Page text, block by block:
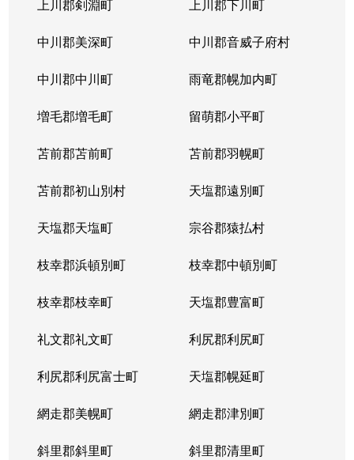
上川郡剣淵町 上川郡下川町
中川郡美深町 中川郡音威子府村
中川郡中川町 雨竜郡幌加内町
増毛郡増毛町 留萌郡小平町
苫前郡苫前町 苫前郡羽幌町
苫前郡初山別村 天塩郡遠別町
天塩郡天塩町 宗谷郡猿払村
枝幸郡浜頓別町 枝幸郡中頓別町
枝幸郡枝幸町 天塩郡豊富町
礼文郡礼文町 利尻郡利尻町
利尻郡利尻富士町 天塩郡幌延町
網走郡美幌町 網走郡津別町
斜里郡斜里町 斜里郡清里町